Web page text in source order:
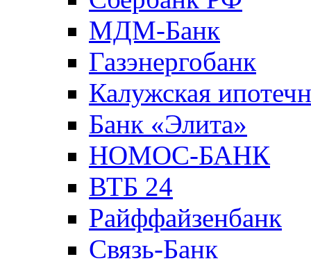
МДМ-Банк
Газэнергобанк
Калужская
Банк «Элита»
НОМОС-БАНК
ВТБ 24
Райффайзенбанк
Связь-Банк